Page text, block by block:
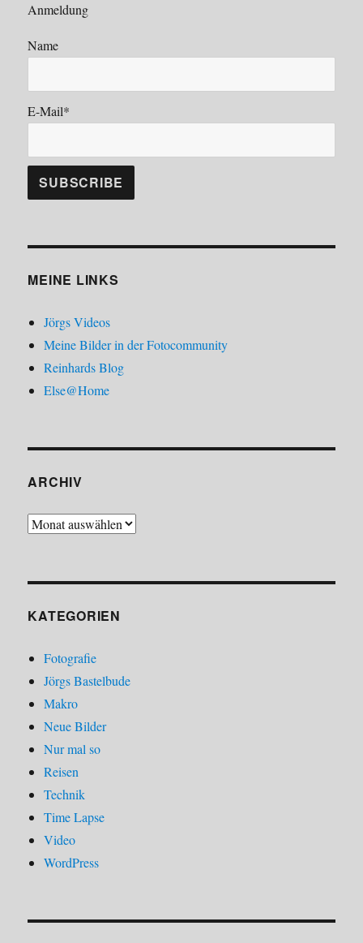
Anmeldung
Name
E-Mail*
MEINE LINKS
Jörgs Videos
Meine Bilder in der Fotocommunity
Reinhards Blog
Else@Home
ARCHIV
Archiv
KATEGORIEN
Fotografie
Jörgs Bastelbude
Makro
Neue Bilder
Nur mal so
Reisen
Technik
Time Lapse
Video
WordPress